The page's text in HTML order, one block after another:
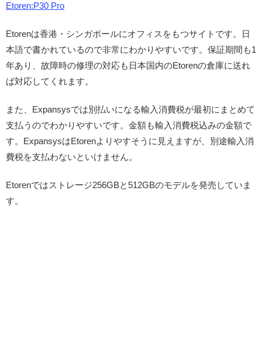
Etoren:P30 Pro
Etorenは香港・シンガポールにオフィスをもつサイトです。日
本語で書かれているので非常にわかりやすいです。保証期間も1
年あり、故障時の修理の対応も日本国内のEtorenの倉庫に送れ
ば対応してくれます。
また、Expansysでは別払いになる輸入消費税が最初にまとめて
支払うのでわかりやすいです。金額も輸入消費税込みの金額で
す。ExpansysはEtorenよりやすそうに見えますが、別途輸入消
費税を支払わないといけません。
Etorenではストレージ256GBと512GBのモデルを発売していま
す。